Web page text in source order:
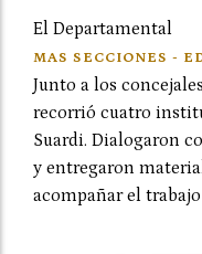
El Departamental
MAS SECCIONES -
Junto a los
recorrió cuatro
Suardi. Dialogaron
y entregaron
acompañar el